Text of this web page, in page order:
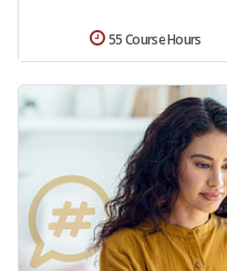
55 Course Hours